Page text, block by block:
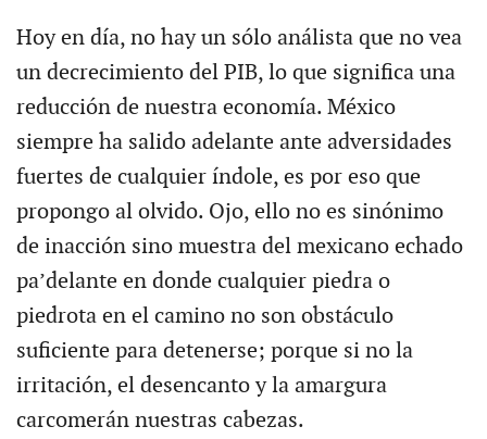
Hoy en día, no hay un sólo análista que no vea
un decrecimiento del PIB, lo que significa una
reducción de nuestra economía. México
siempre ha salido adelante ante adversidades
fuertes de cualquier índole, es por eso que
propongo al olvido. Ojo, ello no es sinónimo
de inacción sino muestra del mexicano echado
pa’delante en donde cualquier piedra o
piedrota en el camino no son obstáculo
suficiente para detenerse; porque si no la
irritación, el desencanto y la amargura
carcomerán nuestras cabezas.